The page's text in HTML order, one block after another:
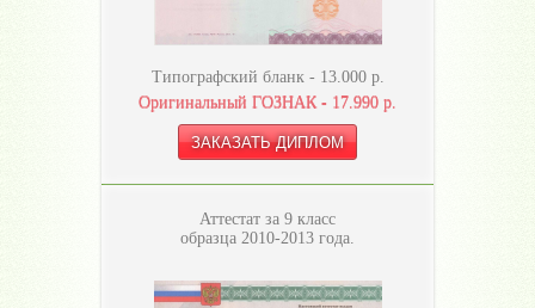
Типографский бланк - 13.000р.
Оригинальный ГОЗНАК - 17.990 р.
Аттестат за 9 класс
образца 2010-2013 года.